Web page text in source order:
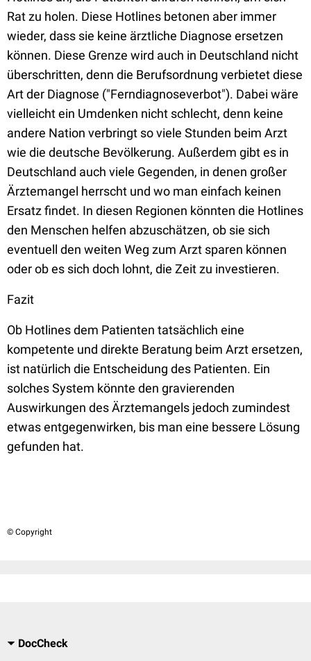
Rat zu holen. Diese Hotlines betonen aber immer
wieder, dass sie keine ärztliche Diagnose ersetzen
können. Diese Grenze wird auch in Deutschland nicht
überschritten, denn die Berufsordnung verbietet diese
Art der Diagnose ("Ferndiagnoseverbot"). Dabei wäre
vielleicht ein Umdenken nicht schlecht, denn keine
andere Nation verbringt so viele Stunden beim Arzt
wie die deutsche Bevölkerung. Außerdem gibt es in
Deutschland auch viele Gegenden, in denen großer
Ärztemangel herrscht und wo man einfach keinen
Ersatz findet. In diesen Regionen könnten die Hotlines
den Menschen helfen abzuschätzen, ob sie sich
eventuell den weiten Weg zum Arzt sparen können
oder ob es sich doch lohnt, die Zeit zu investieren.
Fazit
Ob Hotlines dem Patienten tatsächlich eine
kompetente und direkte Beratung beim Arzt ersetzen,
ist natürlich die Entscheidung des Patienten. Ein
solches System könnte den gravierenden
Auswirkungen des Ärztemangels jedoch zumindest
etwas entgegenwirken, bis man eine bessere Lösung
gefunden hat.
© Copyright
DocCheck